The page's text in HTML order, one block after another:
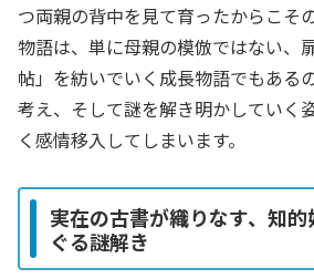
つ両親の背中を見て育ったからこそ
物語は、単に母親の模倣ではない、
帖」を紡いでいく成長物語でもある
考え、そして謎を解き明かしていく
く感情移入してしまいます。
実在の古書が織りなす、知
ぐる謎解き